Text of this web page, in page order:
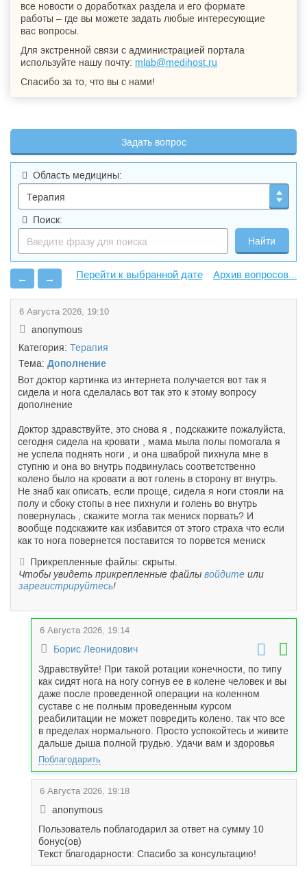
все новости о доработках раздела и его формате
работы – где вы можете задать любые интересующие
вас вопросы.
Для экстренной связи с администрацией портала
используйте нашу почту: mlab@medihost.ru
Спасибо за то, что вы с нами!
Задать вопрос
Область медицины:
Поиск:
← → Архив вопросов...
6 Августа 2026, 19:10
anonymous
Категория: Терапия
Тема: Дополнение
Вот доктор картинка из интернета получается вот так я
сидела и нога сделалась вот так это к этому вопросу
дополнение
Доктор здравствуйте, это снова я , подскажите пожалуйста,
сегодня сидела на кровати , мама мыла полы помогала я
не успела поднять ноги , и она шваброй пихнула мне в
ступню и она во внутрь подвинулась соответственно
колено было на кровати а вот голень в сторону вт внутрь.
Не знаб как описать, если проще, сидела я ноги стояли на
полу и сбоку стопы в нее пихнули и голень во внутрь
повернулась , скажите могла так мениск порвать? И
вообще подскажите как избавится от этого страха что если
как то нога повернется поставится то порвется мениск
Прикрепленные файлы: скрыты.
Чтобы увидеть прикрепленные файлы войдите или
зарегистрируйтесь!
6 Августа 2026, 19:14
Борис Леонидович
Здравствуйте! При такой ротации конечности, по типу
как сидят нога на ногу согнув ее в колене человек и вы
даже после проведенной операции на коленном
суставе с не полным проведенным курсом
реабилитации не может повредить колено. так что все
в пределах нормального. Просто успокойтесь и живите
дальше дыша полной грудью. Удачи вам и здоровья
Поблагодарить
6 Августа 2026, 19:18
anonymous
Пользователь поблагодарил за ответ на сумму 10
бонус(ов)
Текст благодарности: Спасибо за консультацию!